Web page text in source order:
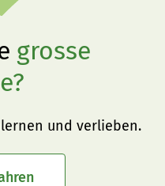
grosse
und verlieben.